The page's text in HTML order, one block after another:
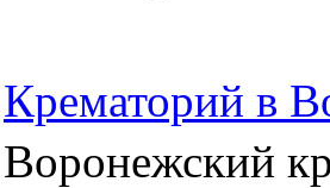
Крематорий в
Воронежский